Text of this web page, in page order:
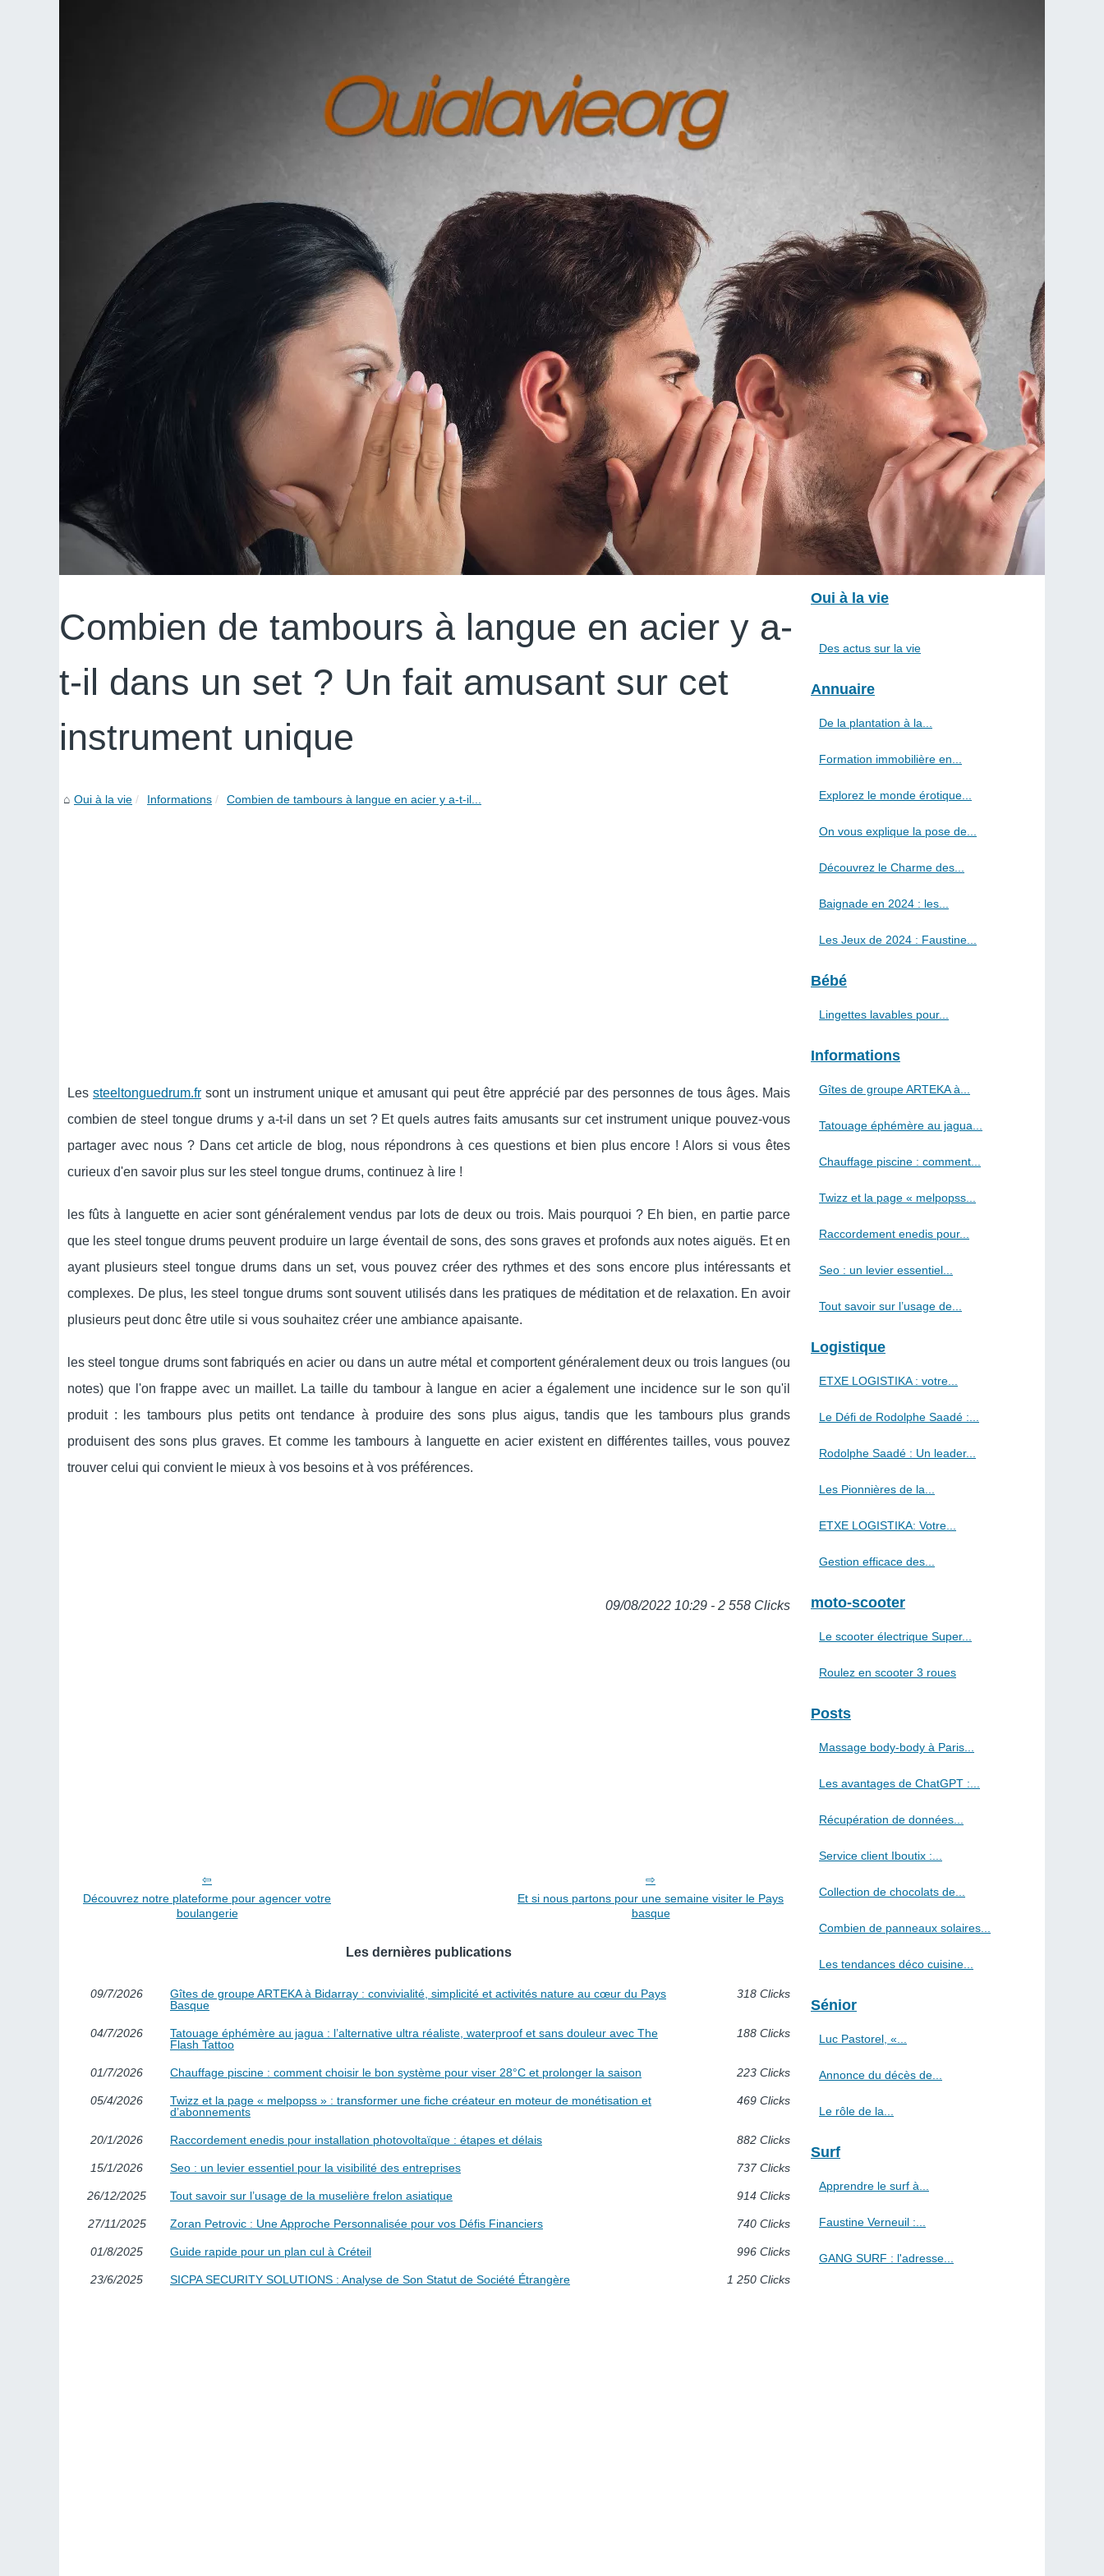
Combien de tambours à langue en acier y a-
t-il dans un set ? Un fait amusant sur cet
instrument unique
Oui à la vie Informations Combien de tambours à langue en acier y a-t-il...
Les steeltonguedrum.fr sont un instrument unique et amusant qui peut être apprécié par des personnes de tous âges. Mais
combien de steel tongue drums y a-t-il dans un set ? Et quels autres faits amusants sur cet instrument unique pouvez-vous
partager avec nous ? Dans cet article de blog, nous répondrons à ces questions et bien plus encore ! Alors si vous êtes
curieux d'en savoir plus sur les steel tongue drums, continuez à lire !
les fûts à languette en acier sont généralement vendus par lots de deux ou trois. Mais pourquoi ? Eh bien, en partie parce
que les steel tongue drums peuvent produire un large éventail de sons, des sons graves et profonds aux notes aiguës. Et en
ayant plusieurs steel tongue drums dans un set, vous pouvez créer des rythmes et des sons encore plus intéressants et
complexes. De plus, les steel tongue drums sont souvent utilisés dans les pratiques de méditation et de relaxation. En avoir
plusieurs peut donc être utile si vous souhaitez créer une ambiance apaisante.
les steel tongue drums sont fabriqués en acier ou dans un autre métal et comportent généralement deux ou trois langues (ou
notes) que l'on frappe avec un maillet. La taille du tambour à langue en acier a également une incidence sur le son qu'il
produit : les tambours plus petits ont tendance à produire des sons plus aigus, tandis que les tambours plus grands
produisent des sons plus graves. Et comme les tambours à languette en acier existent en différentes tailles, vous pouvez
trouver celui qui convient le mieux à vos besoins et à vos préférences.
09/08/2022 10:29 - 2 558 Clicks
Découvrez notre plateforme pour agencer votre
boulangerie
Et si nous partons pour une semaine visiter le Pays
basque
Les dernières publications
09/7/2026
Gîtes de groupe ARTEKA à Bidarray : convivialité, simplicité et activités nature au cœur du Pays
Basque
318 Clicks
04/7/2026
Tatouage éphémère au jagua : l’alternative ultra réaliste, waterproof et sans douleur avec The
Flash Tattoo
188 Clicks
01/7/2026 Chauffage piscine : comment choisir le bon système pour viser 28°C et prolonger la saison 223 Clicks
05/4/2026
Twizz et la page « melpopss » : transformer une fiche créateur en moteur de monétisation et
d’abonnements
469 Clicks
20/1/2026 Raccordement enedis pour installation photovoltaïque : étapes et délais 882 Clicks
15/1/2026 Seo : un levier essentiel pour la visibilité des entreprises 737 Clicks
26/12/2025 Tout savoir sur l’usage de la muselière frelon asiatique 914 Clicks
27/11/2025 Zoran Petrovic : Une Approche Personnalisée pour vos Défis Financiers 740 Clicks
01/8/2025 Guide rapide pour un plan cul à Créteil 996 Clicks
23/6/2025 SICPA SECURITY SOLUTIONS : Analyse de Son Statut de Société Étrangère 1 250 Clicks
Oui à la vie
Des actus sur la vie
Annuaire
De la plantation à la...
Formation immobilière en...
Explorez le monde érotique...
On vous explique la pose de...
Découvrez le Charme des...
Baignade en 2024 : les...
Les Jeux de 2024 : Faustine...
Bébé
Lingettes lavables pour...
Informations
Gîtes de groupe ARTEKA à...
Tatouage éphémère au jagua...
Chauffage piscine : comment...
Twizz et la page « melpopss...
Raccordement enedis pour...
Seo : un levier essentiel...
Tout savoir sur l’usage de...
Logistique
ETXE LOGISTIKA : votre...
Le Défi de Rodolphe Saadé :...
Rodolphe Saadé : Un leader...
Les Pionnières de la...
ETXE LOGISTIKA: Votre...
Gestion efficace des...
moto-scooter
Le scooter électrique Super...
Roulez en scooter 3 roues
Posts
Massage body-body à Paris...
Les avantages de ChatGPT :...
Récupération de données...
Service client Iboutix :...
Collection de chocolats de...
Combien de panneaux solaires...
Les tendances déco cuisine...
Sénior
Luc Pastorel, «...
Annonce du décès de...
Le rôle de la...
Surf
Apprendre le surf à...
Faustine Verneuil :...
GANG SURF : l'adresse...